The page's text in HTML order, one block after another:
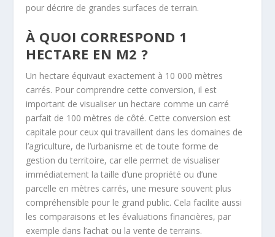
pour décrire de grandes surfaces de terrain.
À QUOI CORRESPOND 1
HECTARE EN M2 ?
Un hectare équivaut exactement à 10 000 mètres
carrés. Pour comprendre cette conversion, il est
important de visualiser un hectare comme un carré
parfait de 100 mètres de côté. Cette conversion est
capitale pour ceux qui travaillent dans les domaines de
l’agriculture, de l’urbanisme et de toute forme de
gestion du territoire, car elle permet de visualiser
immédiatement la taille d’une propriété ou d’une
parcelle en mètres carrés, une mesure souvent plus
compréhensible pour le grand public. Cela facilite aussi
les comparaisons et les évaluations financières, par
exemple dans l’achat ou la vente de terrains.